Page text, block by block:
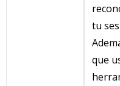
tu
que